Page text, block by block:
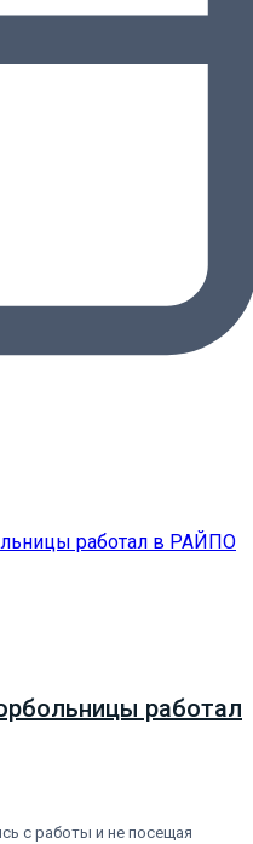
работал
с работы и не посещая